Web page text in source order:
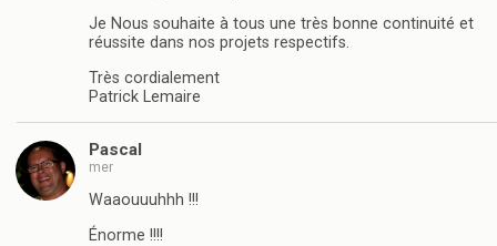
Je Nous souhaite à tous une très bonne continuité et
réussite dans nos projets respectifs.
Très cordialement
Patrick Lemaire
Pascal
mer
Waaouuuhhh !!!
Énorme !!!!